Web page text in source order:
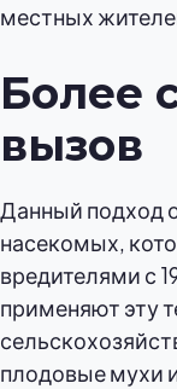
местных
Более
вызов
Данный подход
насекомых,
вредителями с
применяют эту
плодовые мухи